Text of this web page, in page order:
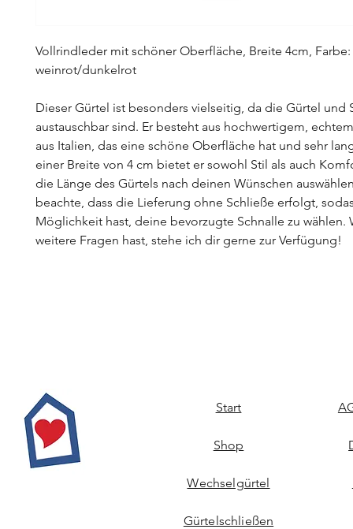
Vollrindleder mit schöner Oberfläche, Breite 4cm, Farbe:
weinrot/dunkelrot
Dieser Gürtel ist besonders vielseitig, da die Gürtel und
austauschbar sind. Er besteht aus hochwertigem,
aus Italien, das eine schöne Oberfläche hat und sehr
einer Breite von 4 cm bietet er sowohl Stil als auch
die Länge des Gürtels nach deinen Wünschen
beachte, dass die Lieferung ohne Schließe erfolgt,
Möglichkeit hast, deine bevorzugte Schnalle zu wählen.
weitere Fragen hast, stehe ich dir gerne zur Verfügung!
Start
Shop
Wechselgürtel
Gürtelschließen